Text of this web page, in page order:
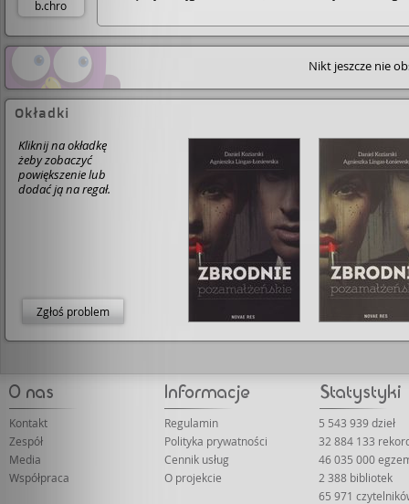
b.chro
trochę w głowie przewrócił, i jego zahukana żona, która
czułości i seksu szuka w ramionach przygodnych
Ich losy jakoś specjalnie się nie splatają, są tylko
ale śledzimy poczynania bohaterów i można śmiało
do wniosku, że pieniądze szczęścia nie dają, a
niedomówienia, brak zaufania i bliskości w relacjach
z tych co czyta do końca, ale nie urzekła mnie książka.
Ogólnie słaba. Powtarzanie ciągle tego samego, i tak
ok. 360 stron - Alicja obraża Marcina a Marta zdradza
Kobiety przedstawione są w sposób bardzo
Facetom wolno więcej a ich wady przedstawione są w
sposób pobłażliwy. Po książkę sięgnęłam tylko ze
na autorkę, jej samodzielne pozycje z pewnością
jej zdecydowanie lepiej ...Nie, tym razem książka do
Nikt jeszcze nie
Okładki
Kliknij na okładkę
żeby zobaczyć
powiększenie lub
dodać ją na regał.
Zgłoś problem
Kontakt
Zespół
Media
Współpraca
Regulamin
Polityka prywatności
Cennik usług
O projekcie
5 543 939 dzieł
32 884 133
46 035 000
2 388 bibliotek
65 971